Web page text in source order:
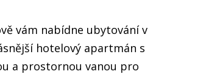
vám nabídne ubytování v
hotelový apartmán s
a prostornou vanou pro